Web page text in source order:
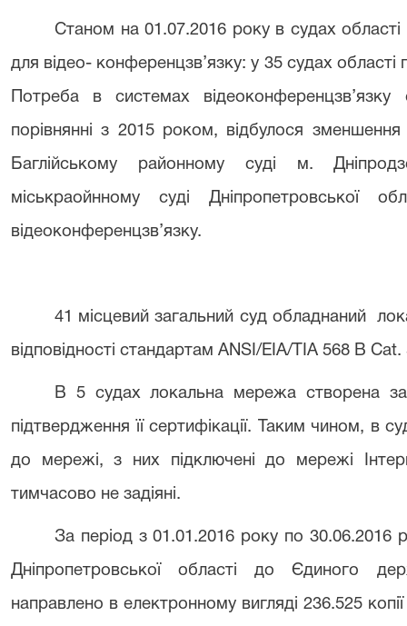
Станом на 01.07.2016 року в судах
для відео- конференцзв’язку: у 35 судах
Потреба в системах
порівнянні з 2015 роком, відбулося
Баглійському районному суді м.
міськраойнному суді Дніпропетровської
відеоконференцзв’язку.
41 місцевий загальний суд обладнаний
відповідності стандартам ANSI/EIA/TIA 568 B Cat.
В 5 судах локальна мережа створена
підтвердження її сертифікації. Таким чином, в
до мережі, з них підключені до мережі
тимчасово не задіяні.
За період з 01.01.2016 року по 30.06.2016
Дніпропетровської області до Єдиного
направлено в електронному вигляді 236.525